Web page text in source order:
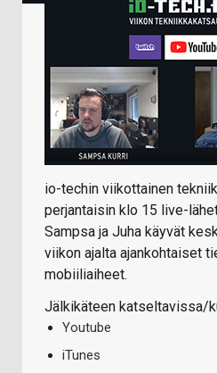
io-techin viikottainen
perjantaisin klo 15 live-
Sampsa ja Juha käyvät
viikon ajalta ajankohtaiset
mobiiliaiheet.
Jälkikäteen katseltavissa/
Youtube
iTunes